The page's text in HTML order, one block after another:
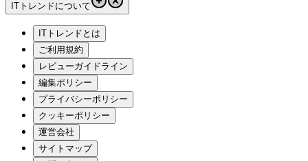
ITトレンドについて
ITトレンドとは
ご利用規約
レビューガイドライン
編集ポリシー
プライバシーポリシー
クッキーポリシー
運営会社
サイトマップ